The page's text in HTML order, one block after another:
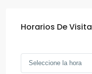
Horarios De Visita